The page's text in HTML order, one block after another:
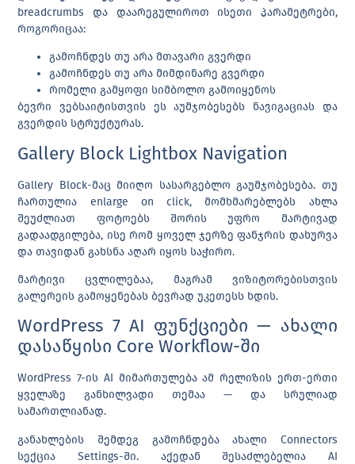
breadcrumbs და დაარეგულიროთ ისეთი პარამეტრები,
როგორიცაა:
გამოჩნდეს თუ არა მთავარი გვერდი
გამოჩნდეს თუ არა მიმდინარე გვერდი
რომელი გამყოფი სიმბოლო გამოიყენოს
ბევრი ვებსაიტისთვის ეს აუმჯობესებს ნავიგაციას და
გვერდის სტრუქტურას.
Gallery Block Lightbox Navigation
Gallery Block-მაც მიიღო სასარგებლო გაუმჯობესება. თუ
ჩართულია enlarge on click, მომხმარებლებს ახლა
შეუძლიათ ფოტოებს შორის უფრო მარტივად
გადაადგილება, ისე რომ ყოველ ჯერზე ფანჯრის დახურვა
და თავიდან გახსნა აღარ იყოს საჭირო.
მარტივი ცვლილებაა, მაგრამ ვიზიტორებისთვის
გალერეის გამოყენებას ბევრად უკეთესს ხდის.
WordPress 7 AI ფუნქციები — ახალი
დასაწყისი Core Workflow-ში
WordPress 7-ის AI მიმართულება ამ რელიზის ერთ-ერთი
ყველაზე განხილვადი თემაა — და სრულიად
სამართლიანად.
განახლების შემდეგ გამოჩნდება ახალი Connectors
სექცია Settings-ში. აქედან შესაძლებელია AI